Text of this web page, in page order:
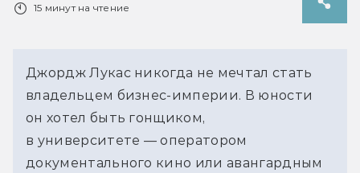
15 минут на чтение
Джордж Лукас никогда не мечтал стать
владельцем бизнес-империи. В юности
он хотел быть гонщиком,
в университете — оператором
документального кино или авангардным